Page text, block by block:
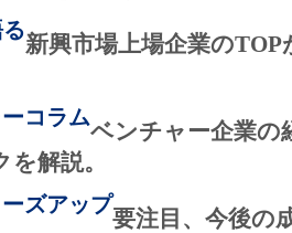
新興市場上場企業の
コラム
ベンチャー企業の
解説。
ズアップ
要注目、今後の